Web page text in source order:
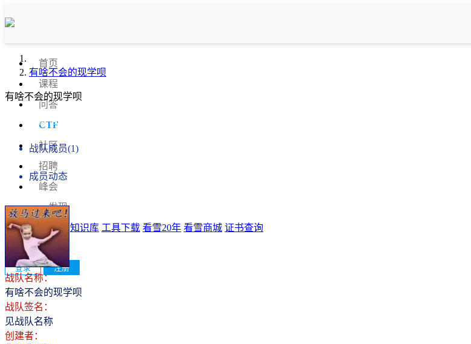
首页
课程
问答
CTF
社区
招聘
峰会
发现
排行榜
知识库 工具下载 看雪20年 看雪商城 证书查询
登录 注册
有啥不会的现学呗
有啥不会的现学呗
战队信息
战队成员(1)
成员动态
战队名称：
有啥不会的现学呗
战队签名：
见战队名称
创建者：